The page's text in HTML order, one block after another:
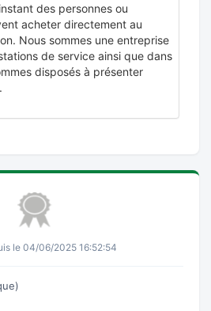
des personnes ou
acheter directement au
Nous sommes une entreprise
de service ainsi que dans
disposés à présenter
le 04/06/2025 16:52:54